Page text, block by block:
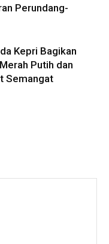
Perundang-
Kepri Bagikan
Putih dan
Semangat